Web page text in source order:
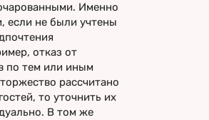
Именно
если не были учтены
отказ от
по тем или иным
рассчитано
то уточнить их
В том же